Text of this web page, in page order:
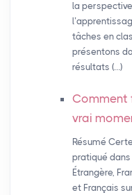
la
tâches en
présentons
résultats (…)
Comment
vrai
Résumé
pratiqué dans
Étrangère,
et Français